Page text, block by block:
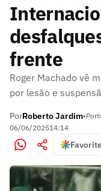
frente
Roger Machado vê
por lesão e
PorRoberto Jardim•
06/06/202514:14